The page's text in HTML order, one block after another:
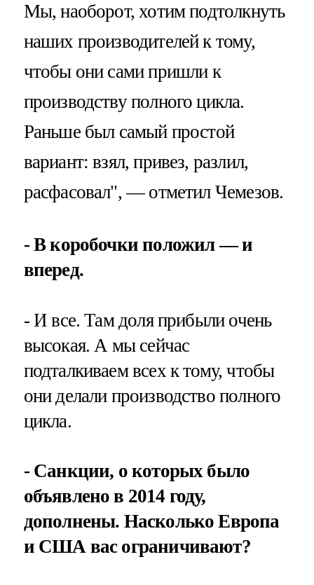
Мы, наоборот, хотим подтолкнуть
наших производителей к тому,
чтобы они сами пришли к
производству полного цикла.
Раньше был самый простой
вариант: взял, привез, разлил,
расфасовал", — отметил Чемезов.
- В коробочки положил — и
вперед.
- И все. Там доля прибыли очень
высокая. А мы сейчас
подталкиваем всех к тому, чтобы
они делали производство полного
цикла.
- Санкции, о которых было
объявлено в 2014 году,
дополнены. Насколько Европа
и США вас ограничивают?